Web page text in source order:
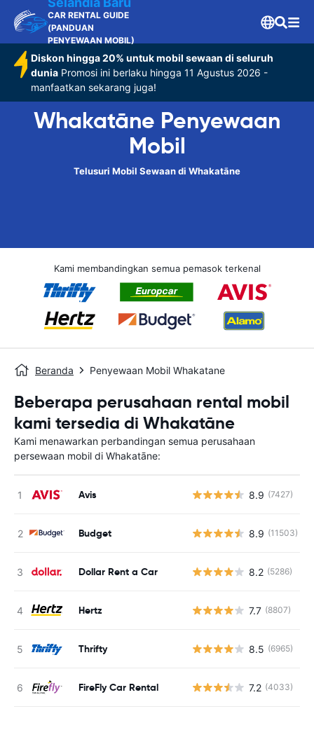
CAR RENTAL GUIDE
(PANDUAN
PENYEWAAN MOBIL)
Diskon hingga 20% untuk mobil sewaan di seluruh
dunia Promosi ini berlaku hingga 11 Agustus 2026 -
manfaatkan sekarang juga!
Whakatāne Penyewaan
Mobil
Telusuri Mobil Sewaan di Whakatāne
Kami membandingkan semua pemasok terkenal
Beranda Penyewaan Mobil Whakatane
Beberapa perusahaan rental mobil
kami tersedia di Whakatāne
Kami menawarkan perbandingan semua perusahaan
persewaan mobil di Whakatāne:
Avis 8.9 (7427)
Budget 8.9 (11503)
Dollar Rent a Car 8.2 (5286)
Hertz 7.7 (8807)
Thrifty 8.5 (6965)
FireFly Car Rental 7.2 (4033)